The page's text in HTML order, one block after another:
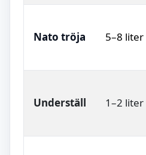
Nato tröja 5–8 liter
Underställ 1–2 liter